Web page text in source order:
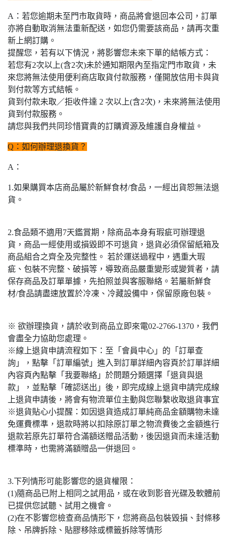
A：若您逾期未至門市取貨時，商品將會退回本公司，訂單
亦將自動取消無法重新配送，如您仍需要該商品，請再次重
新上網訂購。
提醒您，若有以下情況，將影響您未來下單的結帳方式：
若您有2次以上(含2次)未於通知期限內至指定門巿取貨，未
來您將無法使用便利商店取貨付款服務，僅開放信用卡與貨
到付款等方式結帳。
貨到付款未取／拒收件達 2 次以上(含2次)，未來將無法使用
貨到付款服務。
請您與我們共同珍惜寶貴的訂購資源及維護自身權益。
Q：如何辦理退換貨？
A：
1.如果購買本店商品屬於新鮮食材/食品，一經出貨恕無法退
貨。
2.食品類不適用7天鑑賞期，除商品本身有瑕疵可辦理退
貨，商品一經使用或損毀即不可退貨，退貨必須保留紙箱及
商品組合之齊全及完整性。 若於運送過程中，遇重大瑕
疵、包裝不完整、破損等，導致商品嚴重變形或變質者，請
保存商品及訂單單據，先拍照並與客服聯絡。若屬新鮮食
材/食品請盡速放置於冷凍、冷藏設備中，保留原廠包裝。
※ 欲辦理換貨，請於收到商品立即來電02-2766-1370，我們
會盡全力協助您處理。
※線上退貨申請流程如下：至「會員中心」的「訂單查
詢」，點擊「訂單編號」進入到訂單詳細內容頁於訂單詳細
內容頁內點擊「我要聯絡」於問題分類選擇「退貨與退
款」，並點擊「確認送出」後，即完成線上退貨申請完成線
上退貨申請後，將會有物流單位主動與您聯繫收取退貨事宜
※退貨貼心小提醒：如因退貨造成訂單純商品金額購物未達
免運費標準，退款時將以扣除原訂單之物流費後之金額進行
退款若原先訂單符合滿額送贈品活動，後因退貨而未達活動
標準時，也需將滿額贈品一併退回。
3.下列情形可能影響您的退貨權限：
(1)隨商品已附上相同之試用品，或在收到影音光碟及軟體前
已提供您試聽、試用之機會。
(2)在不影響您檢查商品情形下，您將商品包裝毀損、封條移
除、吊牌拆除、貼膠移除或標籤拆除等情形